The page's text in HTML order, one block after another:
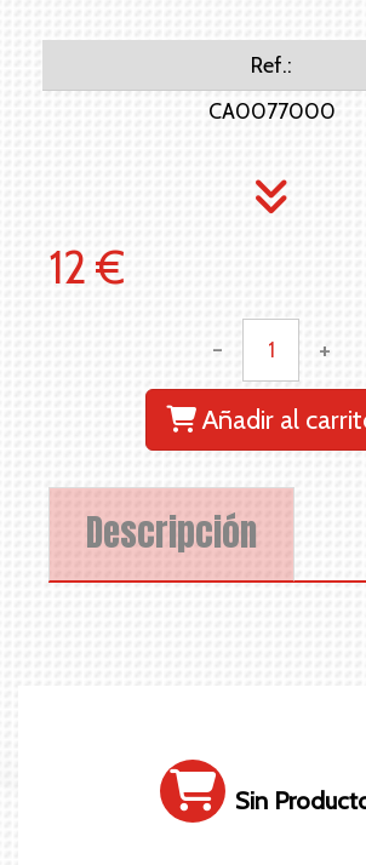
Ref.:
CA0077000
12 €
- +
Añadir al
Descripción
Sin